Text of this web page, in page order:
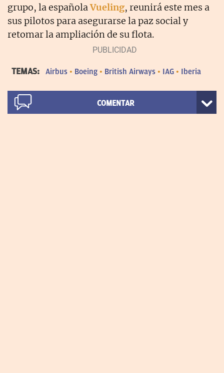
grupo, la españolaVueling, reunirá este mes a
sus pilotos para asegurarse la paz social y
retomar la ampliación de su flota.
TEMAS: Airbus Boeing British Airways IAG Iberia
COMENTAR